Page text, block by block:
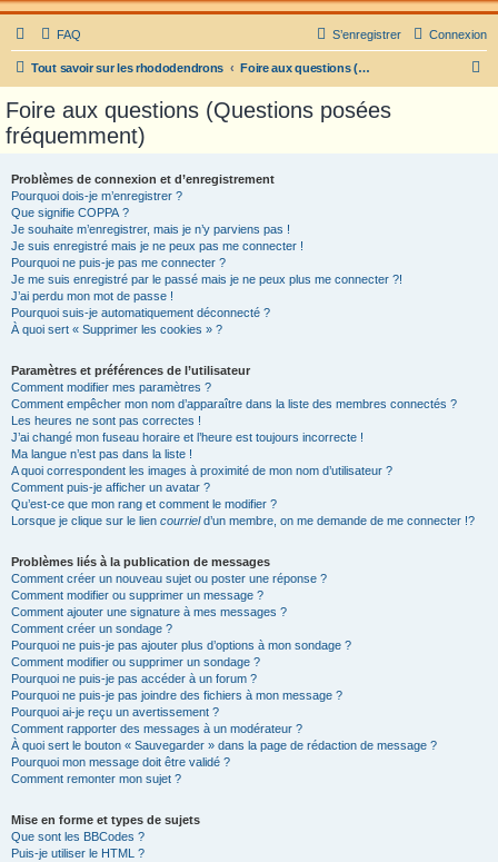
FAQ Connexion
S’enregistrer
Tout savoir sur les rhododendrons Foire aux questions (Questions posées fréquemment)
Foire aux questions (Questions posées
fréquemment)
Problèmes de connexion et d’enregistrement
Pourquoi dois-je m’enregistrer ?
Que signifie COPPA ?
Je souhaite m’enregistrer, mais je n’y parviens pas !
Je suis enregistré mais je ne peux pas me connecter !
Pourquoi ne puis-je pas me connecter ?
Je me suis enregistré par le passé mais je ne peux plus me connecter ?!
J’ai perdu mon mot de passe !
Pourquoi suis-je automatiquement déconnecté ?
À quoi sert « Supprimer les cookies » ?
Paramètres et préférences de l’utilisateur
Comment modifier mes paramètres ?
Comment empêcher mon nom d’apparaître dans la liste des membres connectés ?
Les heures ne sont pas correctes !
J’ai changé mon fuseau horaire et l’heure est toujours incorrecte !
Ma langue n’est pas dans la liste !
A quoi correspondent les images à proximité de mon nom d’utilisateur ?
Comment puis-je afficher un avatar ?
Qu’est-ce que mon rang et comment le modifier ?
Lorsque je clique sur le lien courrield’un membre, on me demande de me connecter !?
Problèmes liés à la publication de messages
Comment créer un nouveau sujet ou poster une réponse ?
Comment modifier ou supprimer un message ?
Comment ajouter une signature à mes messages ?
Comment créer un sondage ?
Pourquoi ne puis-je pas ajouter plus d’options à mon sondage ?
Comment modifier ou supprimer un sondage ?
Pourquoi ne puis-je pas accéder à un forum ?
Pourquoi ne puis-je pas joindre des fichiers à mon message ?
Pourquoi ai-je reçu un avertissement ?
Comment rapporter des messages à un modérateur ?
À quoi sert le bouton « Sauvegarder » dans la page de rédaction de message ?
Pourquoi mon message doit être validé ?
Comment remonter mon sujet ?
Mise en forme et types de sujets
Que sont les BBCodes ?
Puis-je utiliser le HTML ?